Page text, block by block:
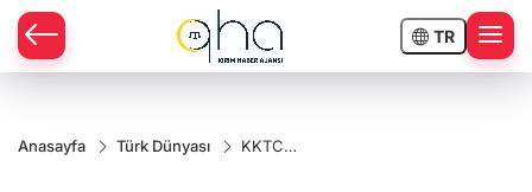
TR
Anasayfa Türk Dünyası
KKTC